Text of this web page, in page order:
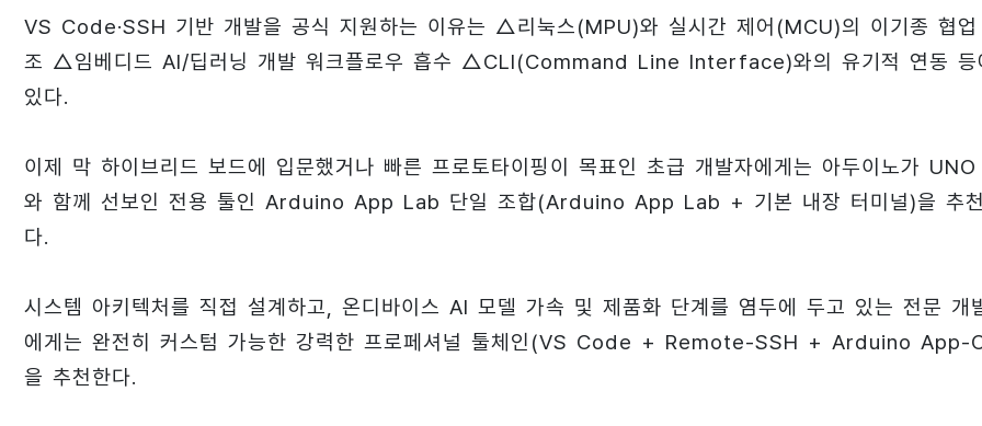
VS Code·SSH 기반 개발을 공식 지원하는 이유는 △리눅스(MPU)와 실시간 제어(MCU)의 이기종 협업
조 △임베디드 AI/딥러닝 개발 워크플로우 흡수 △CLI(Command Line Interface)와의 유기적 연동 등
있다.
이제 막 하이브리드 보드에 입문했거나 빠른 프로토타이핑이 목표인 초급 개발자에게는 아두이노가
와 함께 선보인 전용 툴인 Arduino App Lab 단일 조합(Arduino App Lab + 기본 내장 터미널)을 추
다.
시스템 아키텍처를 직접 설계하고, 온디바이스 AI 모델 가속 및 제품화 단계를 염두에 두고 있는 전문 개
에게는 완전히 커스텀 가능한 강력한 프로페셔널 툴체인(VS Code + Remote-SSH + Arduino App-
을 추천한다.